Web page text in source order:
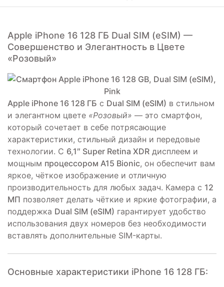
Apple iPhone 16 128 ГБ Dual SIM (eSIM) —
Совершенство и Элегантность в Цвете
«Розовый»
Apple iPhone 16 128 ГБ с Dual SIM (eSIM) в стильном
и элегантном цвете «Розовый» — это смартфон,
который сочетает в себе потрясающие
характеристики, стильный дизайн и передовые
технологии. С 6,1″ Super Retina XDR дисплеем и
мощным процессором A15 Bionic, он обеспечит вам
яркое, чёткое изображение и отличную
производительность для любых задач. Камера с 12
МП позволяет делать чёткие и яркие фотографии, а
поддержка Dual SIM (eSIM) гарантирует удобство
использования двух номеров без необходимости
вставлять дополнительные SIM-карты.
Основные характеристики iPhone 16 128 ГБ: